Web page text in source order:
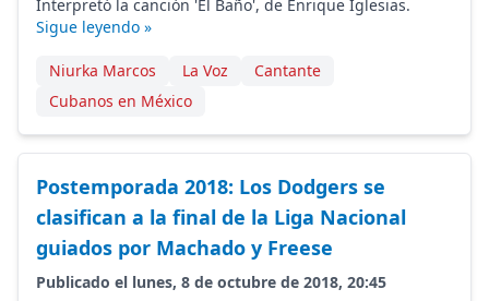
Interpretó la canción 'El Baño', de Enrique Iglesias.
Sigue leyendo »
Niurka Marcos La Voz
Cantante
Cubanos en México
Postemporada 2018: Los Dodgers se
clasifican a la final de la Liga Nacional
guiados por Machado y Freese
Publicado el lunes, 8 de octubre de 2018, 20:45